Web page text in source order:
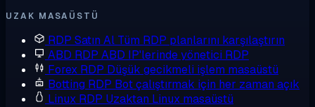
UZAK MASAÜSTÜ
RDP Satın Al Tüm RDP planlarını karşılaştırın
ABD RDP ABD IP'lerinde yönetici RDP
Forex RDP Düşük gecikmeli işlem masaüstü
Botting RDP Bot çalıştırmak için her zaman açık
Linux RDP Uzaktan Linux masaüstü